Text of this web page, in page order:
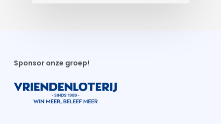
Sponsor onze groep!